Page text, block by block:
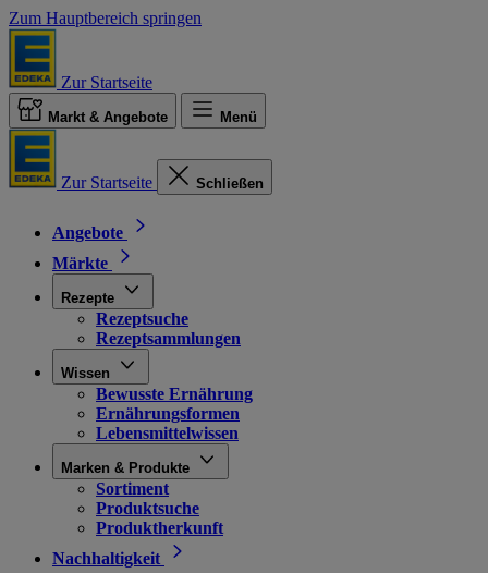
Zum Hauptbereich springen
Zur Startseite
Markt & Angebote Menü
Zur Startseite Schließen
Angebote
Märkte
Rezepte
Rezeptsuche
Rezeptsammlungen
Wissen
Bewusste Ernährung
Ernährungsformen
Lebensmittelwissen
Marken & Produkte
Sortiment
Produktsuche
Produktherkunft
Nachhaltigkeit